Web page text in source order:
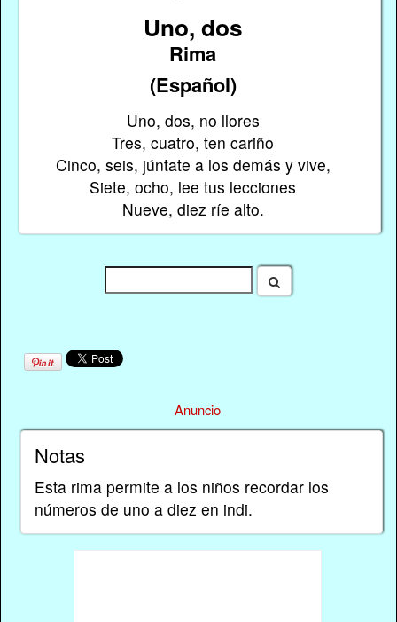
Uno, dos
Rima
(Español)
Uno, dos, no llores
Tres, cuatro, ten cariño
Cinco, seis, júntate a los demás y vive,
Siete, ocho, lee tus lecciones
Nueve, diez ríe alto.
Anuncio
Notas
Esta rima permite a los niños recordar los
números de uno a diez en indi.